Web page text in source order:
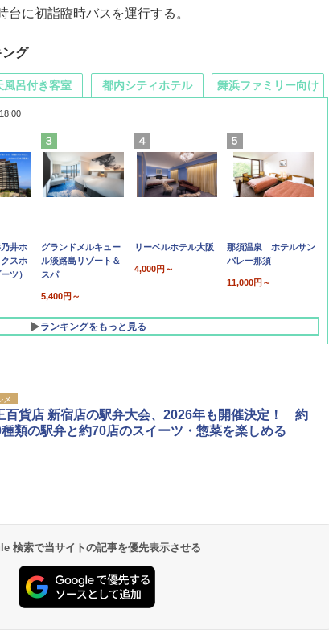
台に初詣臨時バスを運行する。
グ
井ホ
スホ
ツ）
グランドメルキュー
ル淡路島リゾート＆
スパ
5,400円～
リーベルホテル大阪
4,000円～
那須温泉 ホテルサン
バレー那須
11,000円～
ランキングをもっと見る
風呂付き客室
19,541円～
都内シティホテル 舞浜ファミリー向け
5,758円～
メ
百貨店 新宿店の駅弁大会、2026年も開催決定！ 約
類の駅弁と約70店のスイーツ・惣菜を楽しめる
検索で当サイトの記事を優先表示させる